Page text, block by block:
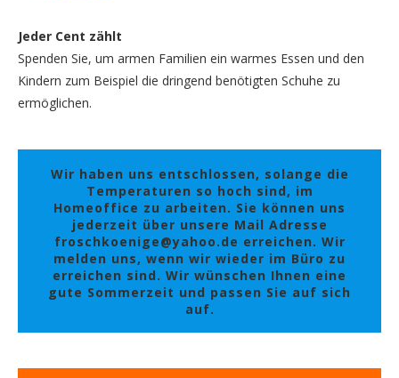
Jeder Cent zählt
Spenden Sie, um armen Familien ein warmes Essen und den
Kindern zum Beispiel die dringend benötigten Schuhe zu
ermöglichen.
Wir haben uns entschlossen, solange die
Temperaturen so hoch sind, im
Homeoffice zu arbeiten. Sie können uns
jederzeit über unsere Mail Adresse
froschkoenige@yahoo.de erreichen. Wir
melden uns, wenn wir wieder im Büro zu
erreichen sind. Wir wünschen Ihnen eine
gute Sommerzeit und passen Sie auf sich
auf.